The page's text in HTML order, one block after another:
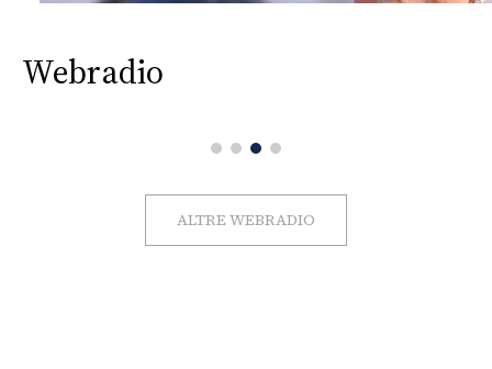
Webradio
ALTRE WEBRADIO